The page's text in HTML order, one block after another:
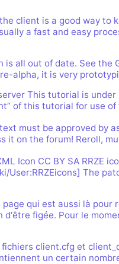
par
vos
nos
sur
client is a good way to
a fast and easy
is all out of date. See the
alpha, it is very
This tutorial is
of this tutorial for use
must be approved by
it on the forum! Reroll,
Icon CC BY SA RRZE
User:RRZEicons] The
qui est aussi là pour
figée. Pour le
client.cfg et
un certain